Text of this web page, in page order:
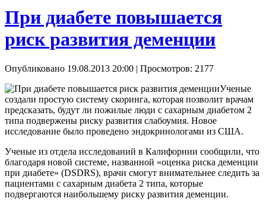
При диабете повышается
риск развития деменции
Опубликовано 19.08.2013 20:00 | Просмотров: 2177
Ученые
создали простую систему скоринга, которая позволит врачам
предсказать, будут ли пожилые люди с сахарным диабетом 2
типа подвержены риску развития слабоумия. Новое
исследование было проведено эндокринологами из США.
Ученые из отдела исследований в Калифорнии сообщили, что
благодаря новой системе, названной «оценка риска деменции
при диабете» (DSDRS), врачи смогут внимательнее следить за
пациентами с сахарным диабета 2 типа, которые
подвергаются наибольшему риску развития деменции.